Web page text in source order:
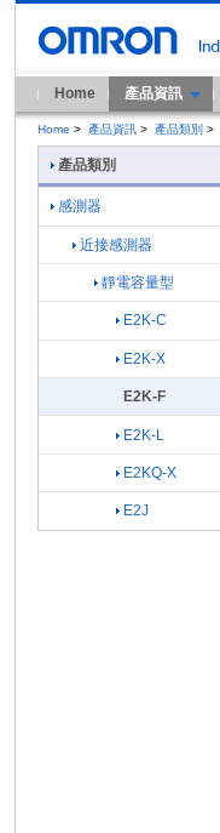
Home 產品資訊
Home > 產品資訊 > 產品類別 >
產品類別
感測器
近接感測器
靜電容量型
E2K-C
E2K-X
E2K-F
E2K-L
E2KQ-X
E2J